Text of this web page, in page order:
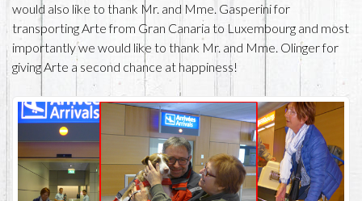
would also like to thank Mr. and Mme. Gasperini for
transporting Arte from Gran Canaria to Luxembourg and most
importantly we would like to thank Mr. and Mme. Olinger for
giving Arte a second chance at happiness!